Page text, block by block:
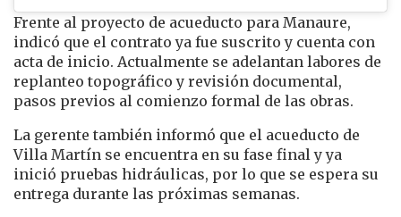
Frente al proyecto de acueducto para Manaure,
indicó que el contrato ya fue suscrito y cuenta con
acta de inicio. Actualmente se adelantan labores de
replanteo topográfico y revisión documental,
pasos previos al comienzo formal de las obras.
La gerente también informó que el acueducto de
Villa Martín se encuentra en su fase final y ya
inició pruebas hidráulicas, por lo que se espera su
entrega durante las próximas semanas.